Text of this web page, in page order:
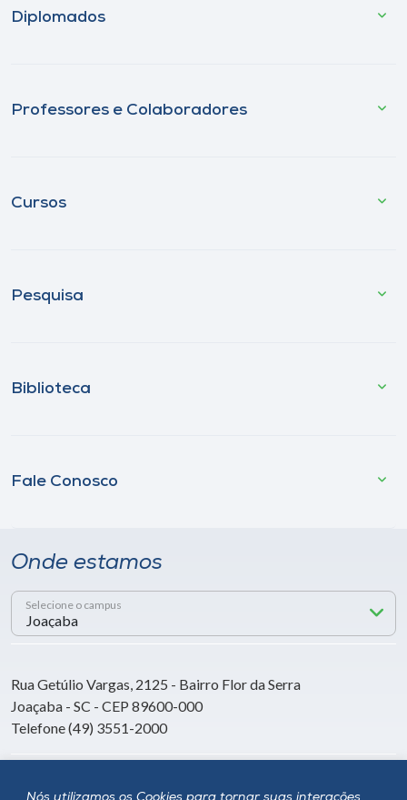
Nós utilizamos os Cookies para tornar suas interações
Diplomados
Professores e Colaboradores
Cursos
Pesquisa
Biblioteca
Fale Conosco
Onde estamos
Selecione o campus
Rua Getúlio Vargas, 2125 - Bairro Flor da Serra
Joaçaba - SC - CEP 89600-000
Telefone (49) 3551-2000
Siga a Unoesc